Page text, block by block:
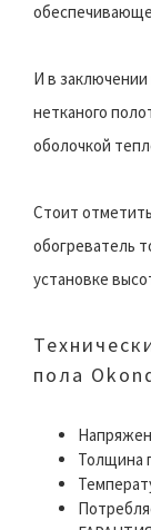
И в
нетканого
оболочкой
Стоит
обогреватель
установке
пола
Толщина